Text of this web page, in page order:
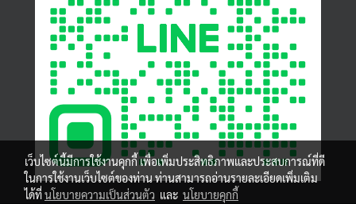
เว็บไซต์นี้มีการใช้งานคุกกี้ เพื่อเพิ่มประสิทธิภาพและประสบการณ์ที่ดี
ในการใช้งานเว็บไซต์ของท่าน ท่านสามารถอ่านรายละเอียดเพิ่มเติม
ได้ที่นโยบายความเป็นส่วนตัว และ นโยบายคุกกี้